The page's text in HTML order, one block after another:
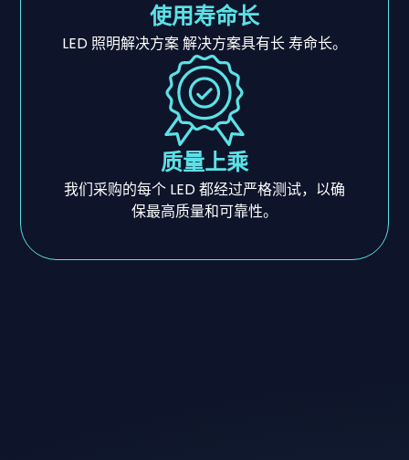
使用寿命长
LED 照明解决方案 解决方案具有长 寿命长。
质量上乘
我们采购的每个 LED 都经过严格测试，以确
保最高质量和可靠性。